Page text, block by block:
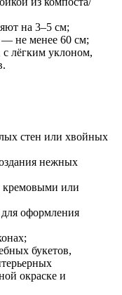
на 3–5 см;
— не менее 60 см;
с лёгким уклоном,
стен или хвойных
нежных
кремовыми или
оформления
букетов,
окраске и